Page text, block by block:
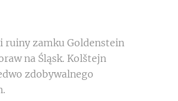
ruiny zamku Goldenstein
na Śląsk. Kolštejn
zdobywalnego